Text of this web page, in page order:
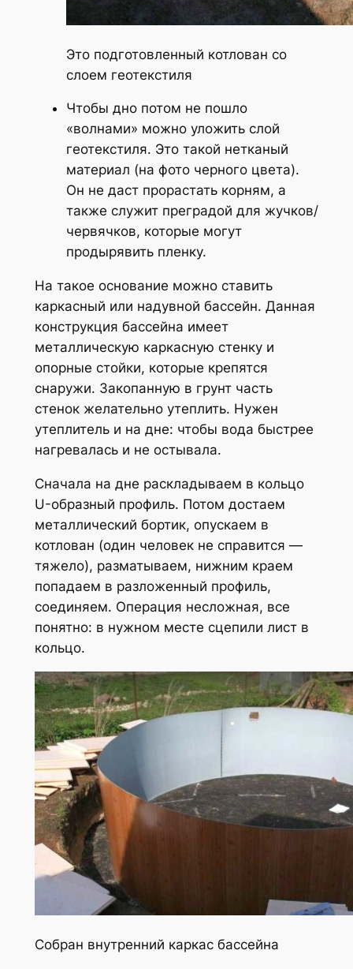
Это подготовленный котлован со
слоем геотекстиля
Чтобы дно потом не пошло
«волнами» можно уложить слой
геотекстиля. Это такой нетканый
материал (на фото черного цвета).
Он не даст прорастать корням, а
также служит преградой для жучков/
червячков, которые могут
продырявить пленку.
На такое основание можно ставить
каркасный или надувной бассейн. Данная
конструкция бассейна имеет
металлическую каркасную стенку и
опорные стойки, которые крепятся
снаружи. Закопанную в грунт часть
стенок желательно утеплить. Нужен
утеплитель и на дне: чтобы вода быстрее
нагревалась и не остывала.
Сначала на дне раскладываем в кольцо
U-образный профиль. Потом достаем
металлический бортик, опускаем в
котлован (один человек не справится —
тяжело), разматываем, нижним краем
попадаем в разложенный профиль,
соединяем. Операция несложная, все
понятно: в нужном месте сцепили лист в
кольцо.
Собран внутренний каркас бассейна